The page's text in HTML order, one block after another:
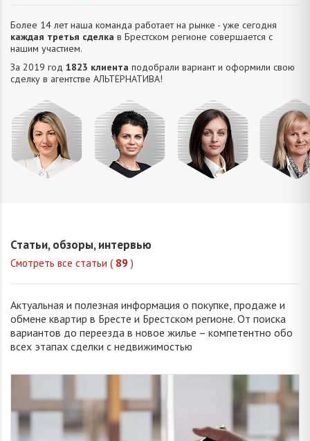
Более 14 лет наша команда работает на рынке - уже сегодня
каждая третья сделка в Брестском регионе совершается с
нашим участием.
За 2019 год 1823 клиента подобрали вариант и оформили свою
сделку в агентстве АЛЬТЕРНАТИВA!
Статьи, обзоры, интервью
Смотреть все статьи ( 89 )
Актуальная и полезная информация о покупке, продаже и
обмене квартир в Бресте и Брестском регионе. От поиска
вариантов до переезда в новое жилье – компетентно обо
всех этапах сделки с недвижимостью